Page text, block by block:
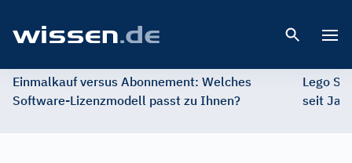
Einmalkauf versus Abonnement: Welches
Software-Lizenzmodell passt zu Ihnen?
Lego
seit